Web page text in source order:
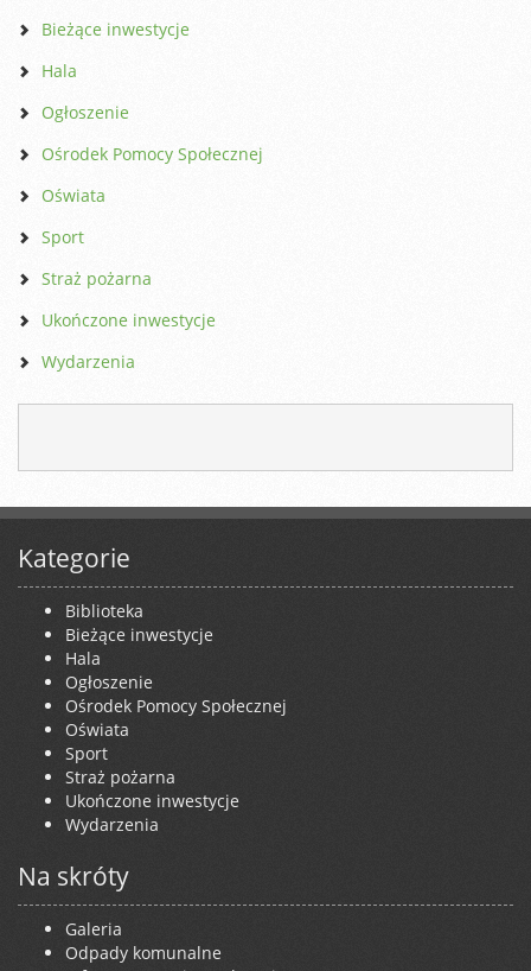
Bieżące inwestycje
Hala
Ogłoszenie
Ośrodek Pomocy Społecznej
Oświata
Sport
Straż pożarna
Ukończone inwestycje
Wydarzenia
Kategorie
Biblioteka
Bieżące inwestycje
Hala
Ogłoszenie
Ośrodek Pomocy Społecznej
Oświata
Sport
Straż pożarna
Ukończone inwestycje
Wydarzenia
Na skróty
Galeria
Odpady komunalne